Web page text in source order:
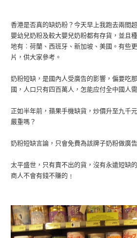
香港是否真的缺奶粉？今天早上我跑去兩間
嬰幼兒奶粉及較大嬰兒奶粉都有存貨，並且
地有︰荷蘭、西班牙、新加坡、美國。有些
片，供大家參考。
奶粉短缺，是國內人受廣告的影響，偏要吃
國，人口只有四百萬人，怎能应付全中國人
正如半年前，蘋果手機缺貨，炒價升至九千
嚴重嗎？
奶粉短缺言論，只會免費為該牌子奶粉做廣
太平盛世，只有賣不出的貨，沒有永遠短缺
商人不會有錢不賺的﹗